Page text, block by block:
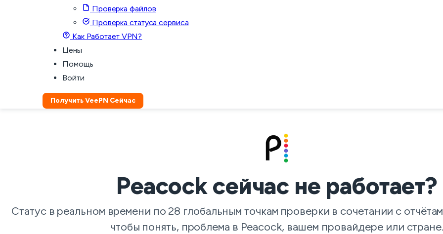
Проверка файлов
Проверка статуса сервиса
Как Работает VPN?
Цены
Помощь
Войти
Получить VeePN Сейчас
Peacock сейчас не работает?
Статус в реальном времени по 28 глобальным точкам проверки в сочетании с
чтобы понять, проблема в Peacock, вашем провайдере или стране.